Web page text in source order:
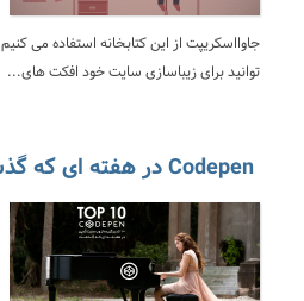
جاوااسکریپت از این کتابخانه استفاده می
توانید برای زیباسازی سایت خود افکت های...
Codepen در هفته ای که گذشت! #4